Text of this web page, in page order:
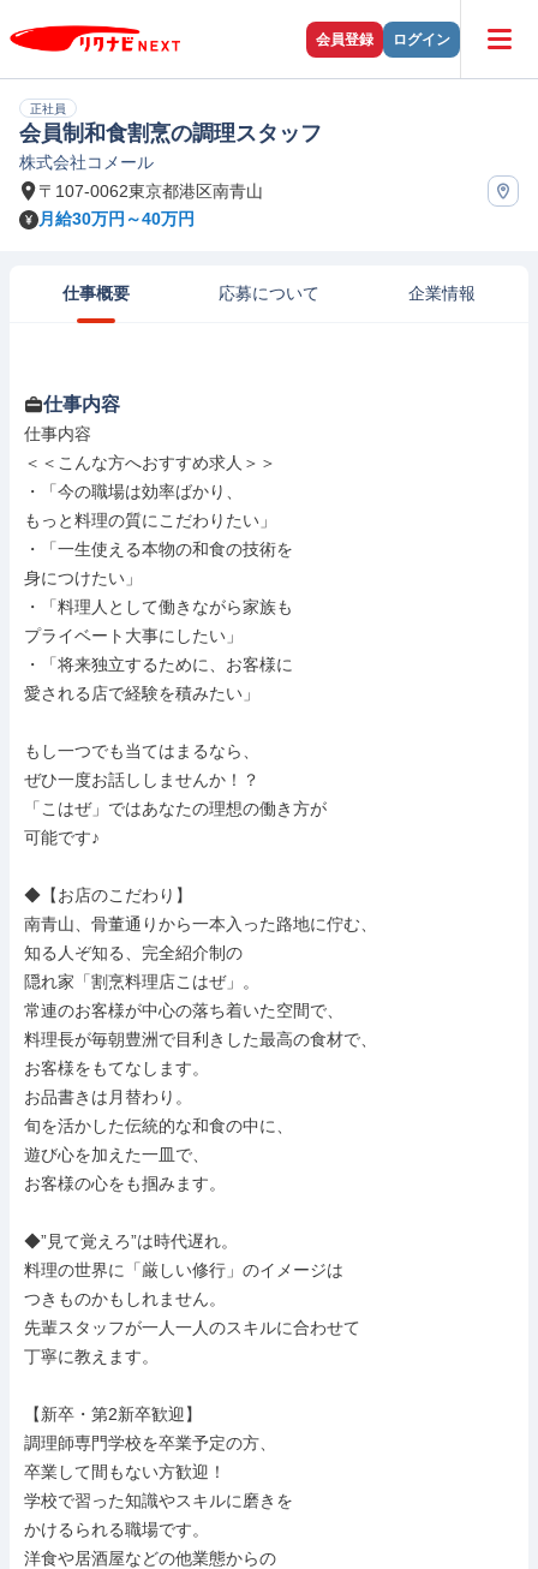
会員登録 ログイン
正社員
会員制和食割烹の調理スタッフ
株式会社コメール
〒107-0062東京都港区南青山
月給30万円～40万円
仕事概要 応募について 企業情報
仕事内容
仕事内容
＜＜こんな方へおすすめ求人＞＞
・「今の職場は効率ばかり、
もっと料理の質にこだわりたい」
・「一生使える本物の和食の技術を
身につけたい」
・「料理人として働きながら家族も
プライベート大事にしたい」
・「将来独立するために、お客様に
愛される店で経験を積みたい」
もし一つでも当てはまるなら、
ぜひ一度お話ししませんか！？
「こはぜ」ではあなたの理想の働き方が
可能です♪
◆【お店のこだわり】
南青山、骨董通りから一本入った路地に佇む、
知る人ぞ知る、完全紹介制の
隠れ家「割烹料理店こはぜ」。
常連のお客様が中心の落ち着いた空間で、
料理長が毎朝豊洲で目利きした最高の食材で、
お客様をもてなします。
お品書きは月替わり。
旬を活かした伝統的な和食の中に、
遊び心を加えた一皿で、
お客様の心をも掴みます。
◆”見て覚えろ”は時代遅れ。
料理の世界に「厳しい修行」のイメージは
つきものかもしれません。
先輩スタッフが一人一人のスキルに合わせて
丁寧に教えます。
【新卒・第2新卒歓迎】
調理師専門学校を卒業予定の方、
卒業して間もない方歓迎！
学校で習った知識やスキルに磨きを
かけるられる職場です。
洋食や居酒屋などの他業態からの